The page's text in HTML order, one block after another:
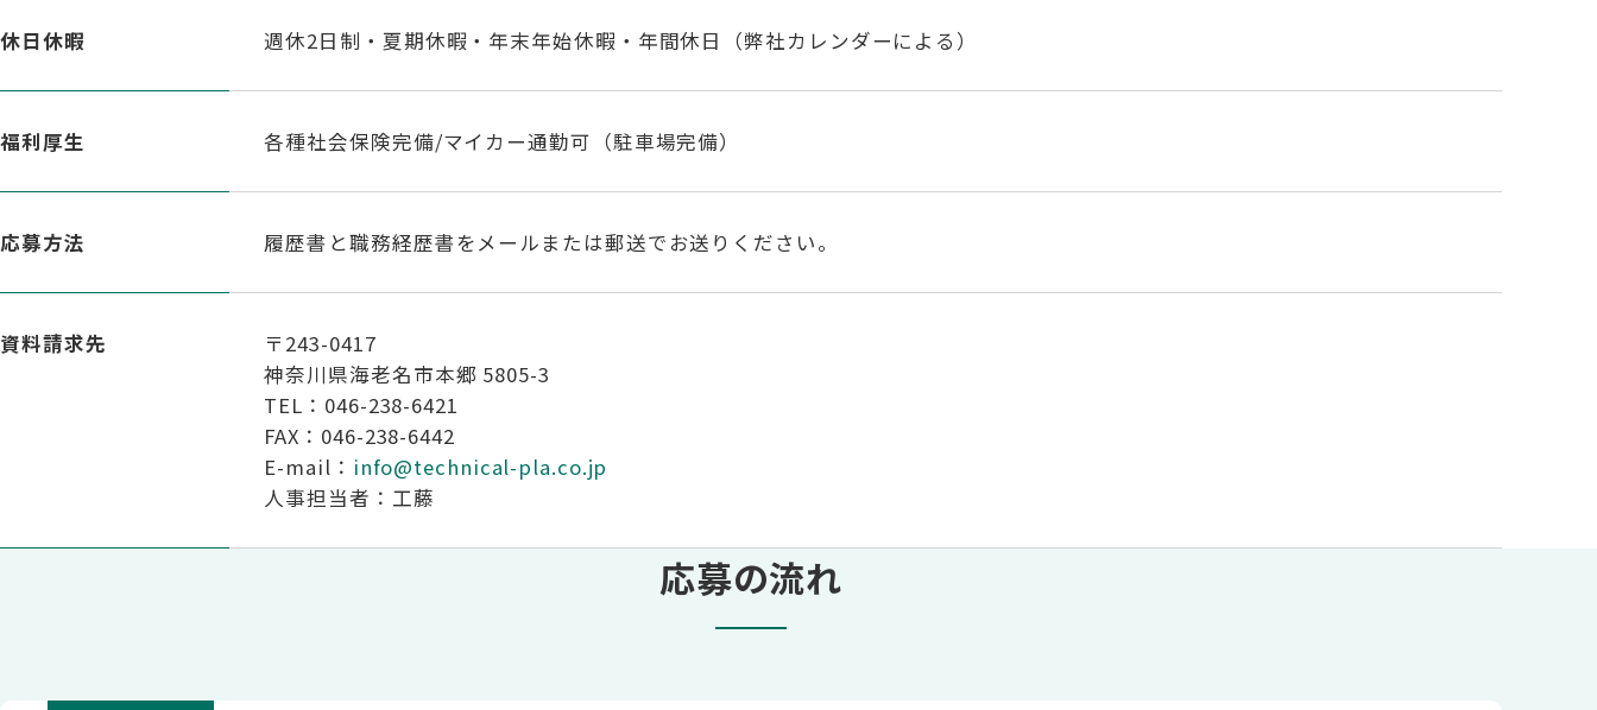
休日休暇 週休2日制・夏期休暇・年末年始休暇・年間休日（弊社カレンダーによる）
福利厚生 各種社会保険完備/マイカー通勤可（駐車場完備）
応募方法 履歴書と職務経歴書をメールまたは郵送でお送りください。
資料請求先
〒243-0417
神奈川県海老名市本郷 5805-3
TEL：046-238-6421
FAX：046-238-6442
E-mail： info@technical-pla.co.jp
人事担当者：工藤
応募の流れ